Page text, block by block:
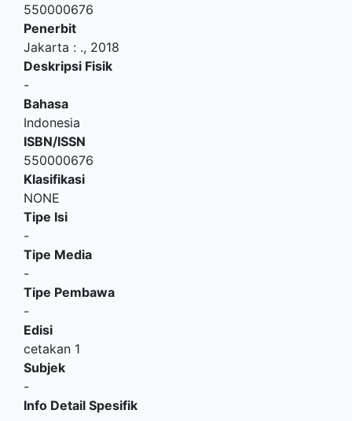
550000676
Penerbit
Jakarta : ., 2018
Deskripsi Fisik
-
Bahasa
Indonesia
ISBN/ISSN
550000676
Klasifikasi
NONE
Tipe Isi
-
Tipe Media
-
Tipe Pembawa
-
Edisi
cetakan 1
Subjek
-
Info Detail Spesifik